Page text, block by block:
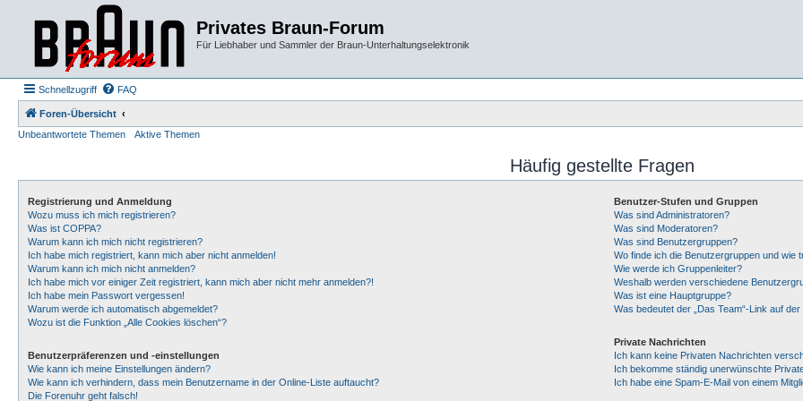
Privates Braun-Forum
Für Liebhaber und Sammler der Braun-Unterhaltungselektronik
Schnellzugriff FAQ
Foren-Übersicht
Unbeantwortete Themen
Aktive Themen
Häufig gestellte Fragen
Registrierung und Anmeldung
Wozu muss ich mich registrieren?
Was ist COPPA?
Warum kann ich mich nicht registrieren?
Ich habe mich registriert, kann mich aber nicht anmelden!
Warum kann ich mich nicht anmelden?
Ich habe mich vor einiger Zeit registriert, kann mich aber nicht mehr anmelden?!
Ich habe mein Passwort vergessen!
Warum werde ich automatisch abgemeldet?
Wozu ist die Funktion „Alle Cookies löschen“?
Benutzerpräferenzen und -einstellungen
Wie kann ich meine Einstellungen ändern?
Wie kann ich verhindern, dass mein Benutzername in der Online-Liste auftaucht?
Die Forenuhr geht falsch!
Benutzer-Stufen und Gruppen
Was sind Administratoren?
Was sind Moderatoren?
Was sind Benutzergruppen?
Wo finde ich die Benutzergruppen und wie
Wie werde ich Gruppenleiter?
Weshalb werden verschiedene
Was ist eine Hauptgruppe?
Was bedeutet der „Das Team“-Link auf
Private Nachrichten
Ich kann keine Privaten Nachrichten
Ich bekomme ständig unerwünschte
Ich habe eine Spam-E-Mail von einem